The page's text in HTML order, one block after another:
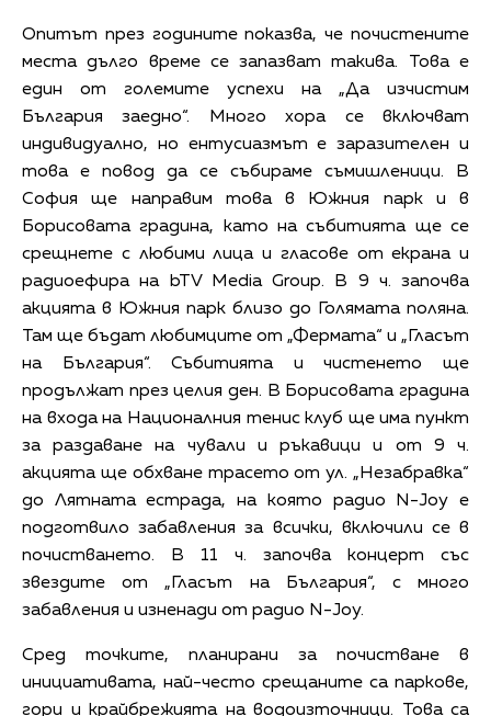
Опитът през годините показва, че почистените
места дълго време се запазват такива. Това е
един от големите успехи на „Да изчистим
България заедно“. Много хора се включват
индивидуално, но ентусиазмът е заразителен и
това е повод да се събираме съмишленици. В
София ще направим това в Южния парк и в
Борисовата градина, като на събитията ще се
срещнете с любими лица и гласове от екрана и
радиоефира на bTV Media Group. В 9 ч. започва
акцията в Южния парк близо до Голямата поляна.
Там ще бъдат любимците от „Фермата“ и „Гласът
на България“. Събитията и чистенето ще
продължат през целия ден. В Борисовата градина
на входа на Националния тенис клуб ще има пункт
за раздаване на чували и ръкавици и от 9 ч.
акцията ще обхване трасето от ул. „Незабравка“
до Лятната естрада, на която радио N-Joy е
подготвило забавления за всички, включили се в
почистването. В 11 ч. започва концерт със
звездите от „Гласът на България“, с много
забавления и изненади от радио N-Joy.
Сред точките, планирани за почистване в
инициативата, най-често срещаните са паркове,
гори и крайбрежията на водоизточници. Това са